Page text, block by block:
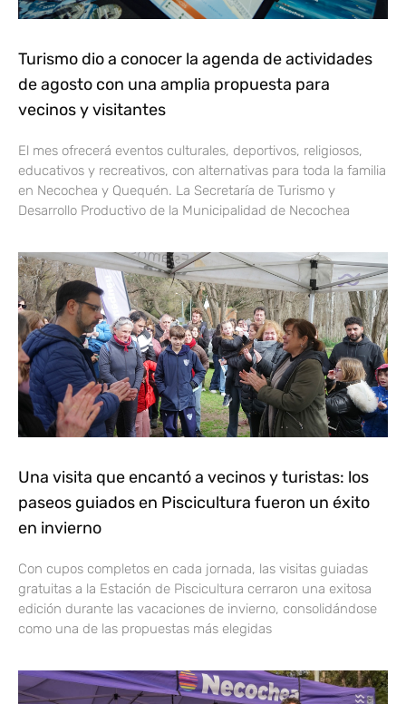
Turismo dio a conocer la agenda de actividades
de agosto con una amplia propuesta para
vecinos y visitantes
El mes ofrecerá eventos culturales, deportivos, religiosos,
educativos y recreativos, con alternativas para toda la familia
en Necochea y Quequén. La Secretaría de Turismo y
Desarrollo Productivo de la Municipalidad de Necochea
Una visita que encantó a vecinos y turistas: los
paseos guiados en Piscicultura fueron un éxito
en invierno
Con cupos completos en cada jornada, las visitas guiadas
gratuitas a la Estación de Piscicultura cerraron una exitosa
edición durante las vacaciones de invierno, consolidándose
como una de las propuestas más elegidas